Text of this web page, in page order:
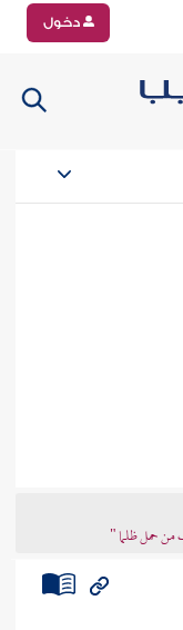
دخول
من حمل ظلما "